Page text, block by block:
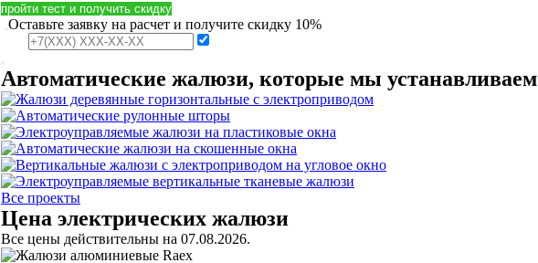
пройти тест и получить скидку
Оставьте заявку на расчет и получите скидку 10%
Автоматические жалюзи, которые мы устанавливаем
Все проекты
Цена электрических жалюзи
Все цены действительны на 07.08.2026.